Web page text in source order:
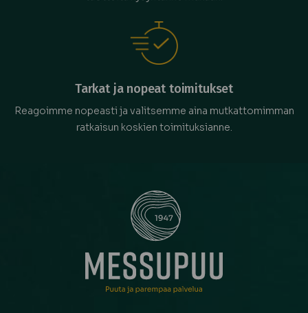
Tarkat ja nopeat toimitukset
Reagoimme nopeasti ja valitsemme aina mutkattomimman
ratkaisun koskien toimituksianne.